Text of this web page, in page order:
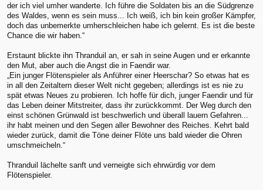
der ich viel umher wanderte. Ich führe die Soldaten bis an die Südgrenze
des Waldes, wenn es sein muss... Ich weiß, ich bin kein großer Kämpfer,
doch das unbemerkte umherschleichen habe ich gelernt. Es ist die beste
Chance die wir haben.“
Erstaunt blickte ihn Thranduil an, er sah in seine Augen und er erkannte
den Mut, aber auch die Angst die in Faendir war.
„Ein junger Flötenspieler als Anführer einer Heerschar? So etwas hat es
in all den Zeitaltern dieser Welt nicht gegeben; allerdings ist es nie zu
spät etwas Neues zu probieren. Ich hoffe für dich, junger Faendir und für
das Leben deiner Mitstreiter, dass ihr zurückkommt. Der Weg durch den
einst schönen Grünwald ist beschwerlich und überall lauern Gefahren...
ihr habt meinen und den Segen aller Bewohner des Reiches. Kehrt bald
wieder zurück, damit die Töne deiner Flöte uns bald wieder die Ohren
umschmeicheln.“
Thranduil lächelte sanft und verneigte sich ehrwürdig vor dem
Flötenspieler.